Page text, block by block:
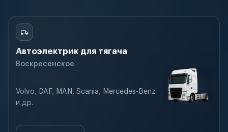
Автоэлектрик для тягача
Воскресенское
Volvo, DAF, MAN, Scania, Mercedes-Benz
и др.